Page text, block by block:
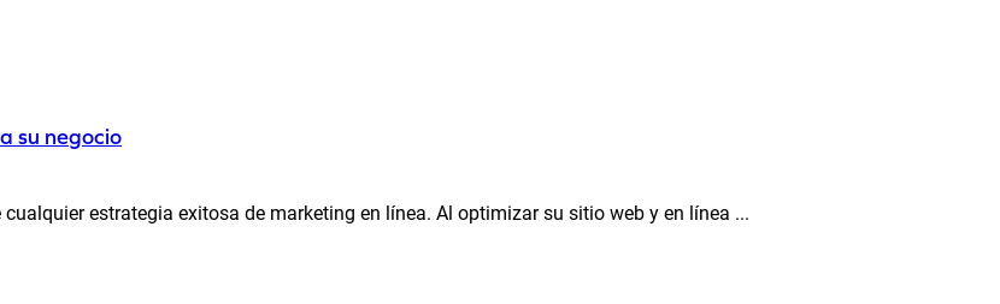
su negocio
estrategia exitosa de marketing en línea. Al optimizar su sitio web y en línea ...